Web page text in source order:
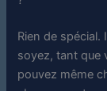
Rien de spécial.
soyez, tant que
pouvez même